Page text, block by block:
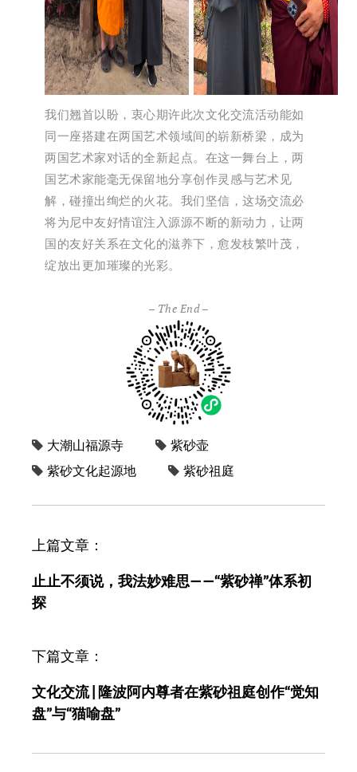
我们翘首以盼，衷心期许此次文化交流活动能如
同一座搭建在两国艺术领域间的崭新桥梁，成为
两国艺术家对话的全新起点。 在这一舞台上，两
国艺术家能毫无保留地分享创作灵感与艺术见
解，碰撞出绚烂的火花。 我们坚信，这场交流必
将为尼中友好情谊注入源源不断的新动力，让两
国的友好关系在文化的滋养下，愈发枝繁叶茂，
绽放出更加璀璨的光彩。
– The End –
大潮山福源寺
紫砂壶
紫砂文化起源地
紫砂祖庭
文
导
航
上篇文章：
止止不须说，我法妙难思——“紫砂禅”体系初
探
下篇文章：
文化交流 | 隆波阿内尊者在紫砂祖庭创作“觉知
盘”与“猫喻盘”